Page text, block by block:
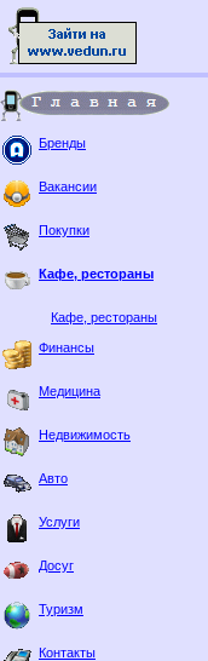
Бренды
Вакансии
Покупки
Кафе, рестораны
Кафе, рестораны
Финансы
Медицина
Недвижимость
Авто
Услуги
Досуг
Туризм
Контакты